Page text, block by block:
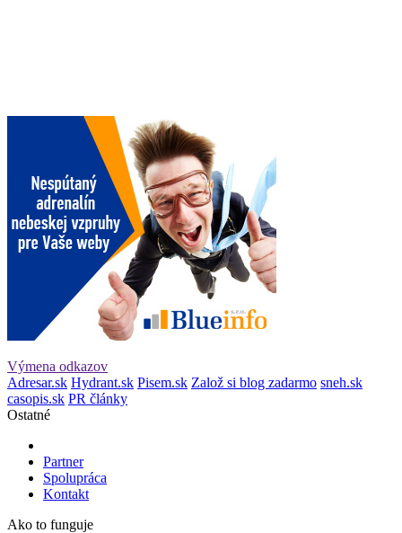
Výmena odkazov
Adresar.sk Hydrant.sk Pisem.sk Založ si blog zadarmo sneh.sk
casopis.sk PR články
Ostatné
Partner
Spolupráca
Kontakt
Ako to funguje